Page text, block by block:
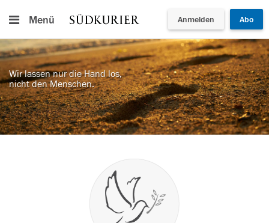
Menü Anmelden Abo
Wir lassen nur die Hand los,
nicht den Menschen.